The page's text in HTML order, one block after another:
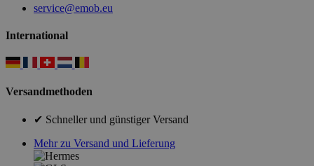
service@emob.eu
International
Versandmethoden
✔ Schneller und günstiger Versand
Mehr zu Versand und Lieferung